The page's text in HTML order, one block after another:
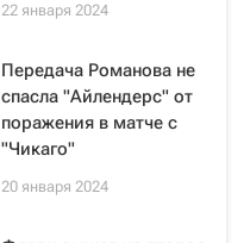
22 января 2024
Передача Романова не
спасла "Айлендерс" от
поражения в матче с
"Чикаго"
20 января 2024